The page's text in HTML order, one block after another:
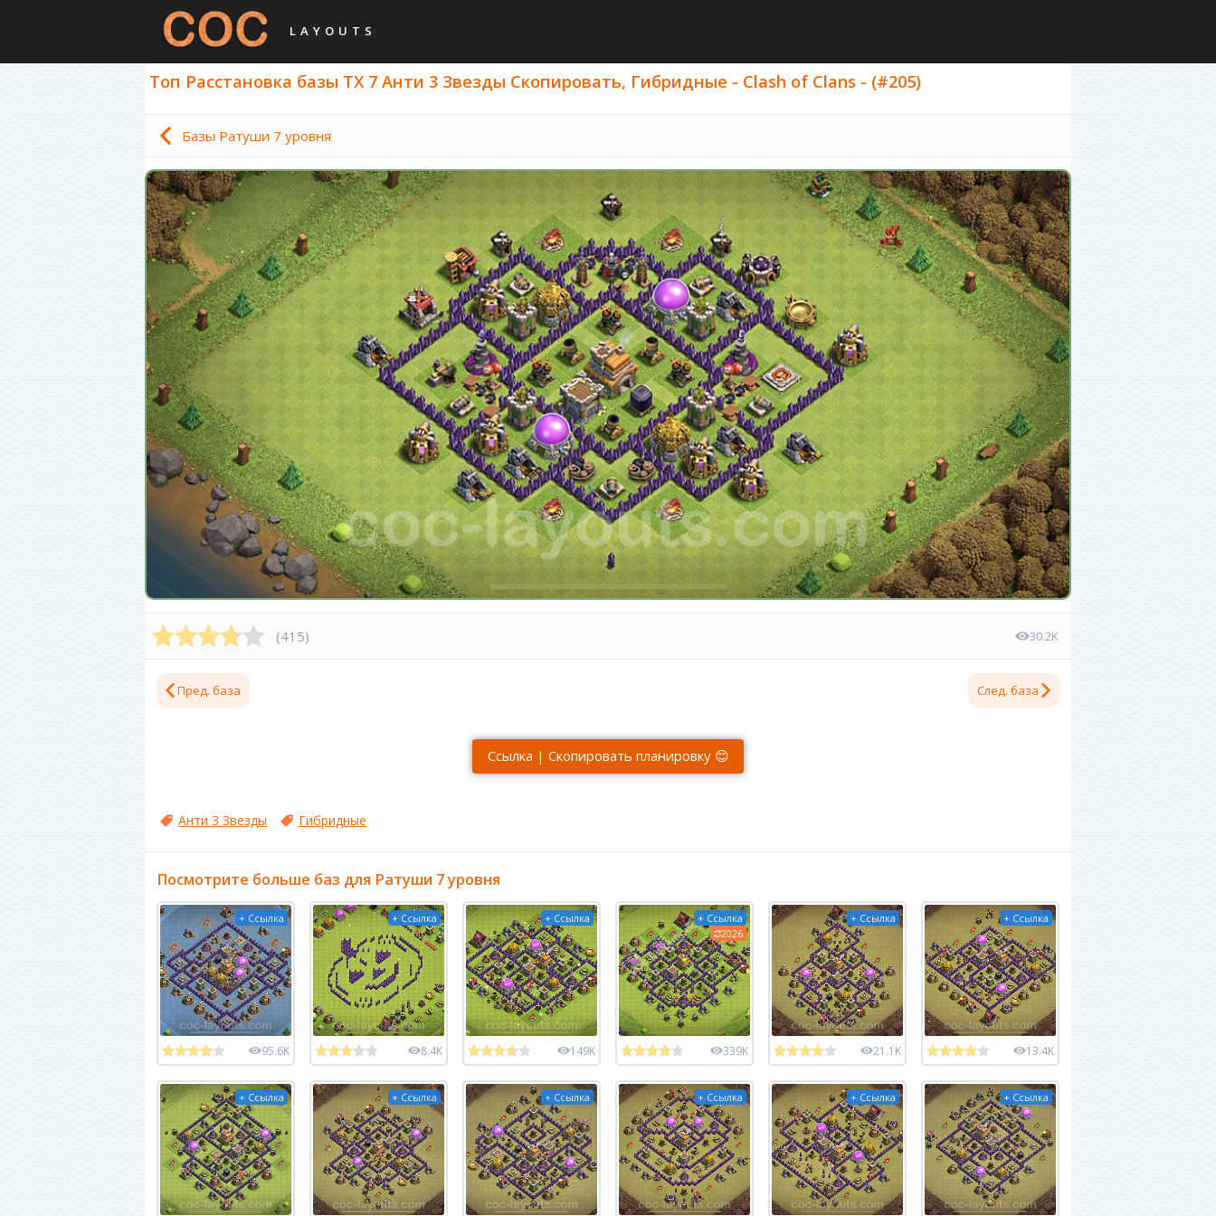
LAYOUTS
Топ Расстановка базы ТХ 7 Анти 3 Звезды Скопировать, Гибридные - Clash of Clans - (#205)
Базы Ратуши 7 уровня
(415) 30.2K
Пред. база След. база
Ссылка | Скопировать планировку 😊
Анти 3 Звезды Гибридные
Посмотрите больше баз для Ратуши 7 уровня
+ Ссылка
95.6K
+ Ссылка
8.4K
+ Ссылка
149K
+ Ссылка
2026
339K
+ Ссылка
21.1K
+ Ссылка
13.4K
+ Ссылка + Ссылка + Ссылка + Ссылка + Ссылка + Ссылка